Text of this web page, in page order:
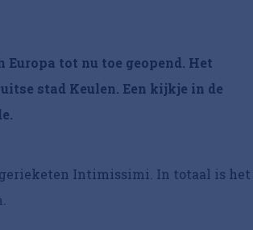
tot nu toe geopend. Het
stad Keulen. Een kijkje in de
Intimissimi. In totaal is het